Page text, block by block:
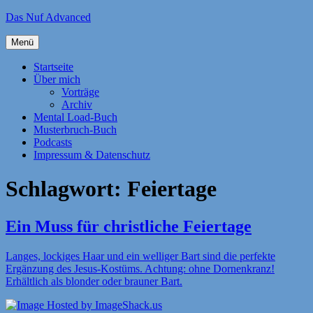
Zum
springen
Das Nuf Advanced
Menü
Startseite
Über mich
Vorträge
Archiv
Mental Load-Buch
Musterbruch-Buch
Podcasts
Impressum & Datenschutz
Schlagwort: Feiertage
Ein Muss für christliche Feiertage
Langes, lockiges Haar und ein welliger Bart sind die perfekte
Ergänzung des Jesus-Kostüms. Achtung: ohne Dornenkranz!
Erhältlich als blonder oder brauner Bart.